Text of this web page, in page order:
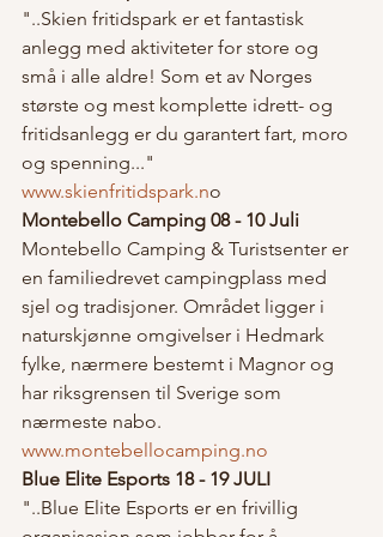
"..Skien fritidspark er et fantastisk
anlegg med aktiviteter for store og
små i alle aldre! Som et av Norges
største og mest komplette idrett- og
fritidsanlegg er du garantert fart, moro
og spenning..."
www.skienfritidspark.no
Montebello Camping 08 - 10 Juli
Montebello Camping & Turistsenter er
en familiedrevet campingplass med
sjel og tradisjoner. Området ligger i
naturskjønne omgivelser i Hedmark
fylke, nærmere bestemt i Magnor og
har riksgrensen til Sverige som
nærmeste nabo.
www.montebellocamping.no
Blue Elite Esports 18 - 19 JULI
"..Blue Elite Esports er en frivillig